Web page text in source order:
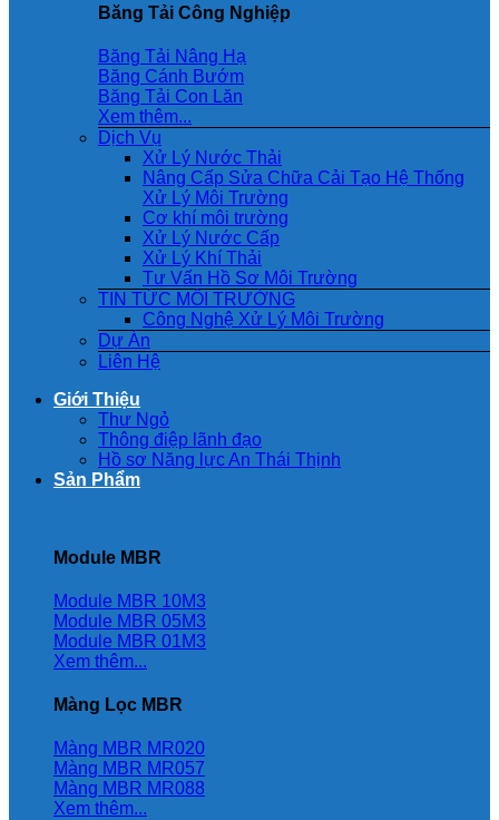
Băng Tải Công Nghiệp
Băng Tải Nâng Hạ
Băng Cánh Bướm
Băng Tải Con Lăn
Xem thêm...
Dịch Vụ
Xử Lý Nước Thải
Nâng Cấp Sửa Chữa Cải Tạo Hệ Thống
Xử Lý Môi Trường
Cơ khí môi trường
Xử Lý Nước Cấp
Xử Lý Khí Thải
Tư Vấn Hồ Sơ Môi Trường
TIN TỨC MÔI TRƯỜNG
Công Nghệ Xử Lý Môi Trường
Dự Án
Liên Hệ
Giới Thiệu
Thư Ngỏ
Thông điệp lãnh đạo
Hồ sơ Năng lực An Thái Thịnh
Sản Phẩm
Module MBR
Module MBR 10M3
Module MBR 05M3
Module MBR 01M3
Xem thêm...
Màng Lọc MBR
Màng MBR MR020
Màng MBR MR057
Màng MBR MR088
Xem thêm...